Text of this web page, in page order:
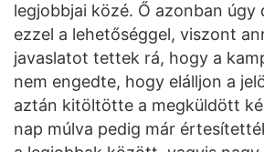
legjobbjai közé. Ő azonban
ezzel a lehetőséggel, viszont
javaslatot tettek rá, hogy a
nem engedte, hogy elálljon a
aztán kitöltötte a megküldött
nap múlva pedig már